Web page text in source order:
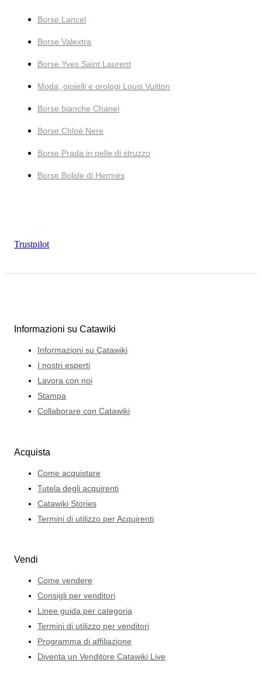
Borse Lancel
Borse Valextra
Borse Yves Saint Laurent
Moda, gioielli e orologi Louis Vuitton
Borse bianche Chanel
Borse Chloé Nere
Borse Prada in pelle di struzzo
Borse Bolide di Hermès
Trustpilot
Informazioni su Catawiki
Informazioni su Catawiki
I nostri esperti
Lavora con noi
Stampa
Collaborare con Catawiki
Acquista
Come acquistare
Tutela degli acquirenti
Catawiki Stories
Termini di utilizzo per Acquirenti
Vendi
Come vendere
Consigli per venditori
Linee guida per categoria
Termini di utilizzo per venditori
Programma di affiliazione
Diventa un Venditore Catawiki Live